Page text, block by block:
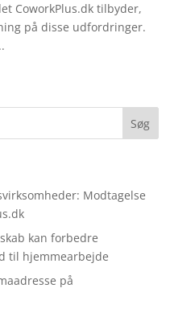
CoworkPlus.dk tilbyder,
på disse udfordringer.
Modtagelse
kan forbedre
til hjemmearbejde
på